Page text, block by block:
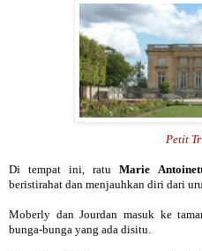
Petit
Di tempat ini, ratuMarie
beristirahat dan menjauhkan diri dari
Moberly dan Jourdan masuk ke
bunga-bunga yang ada disitu.